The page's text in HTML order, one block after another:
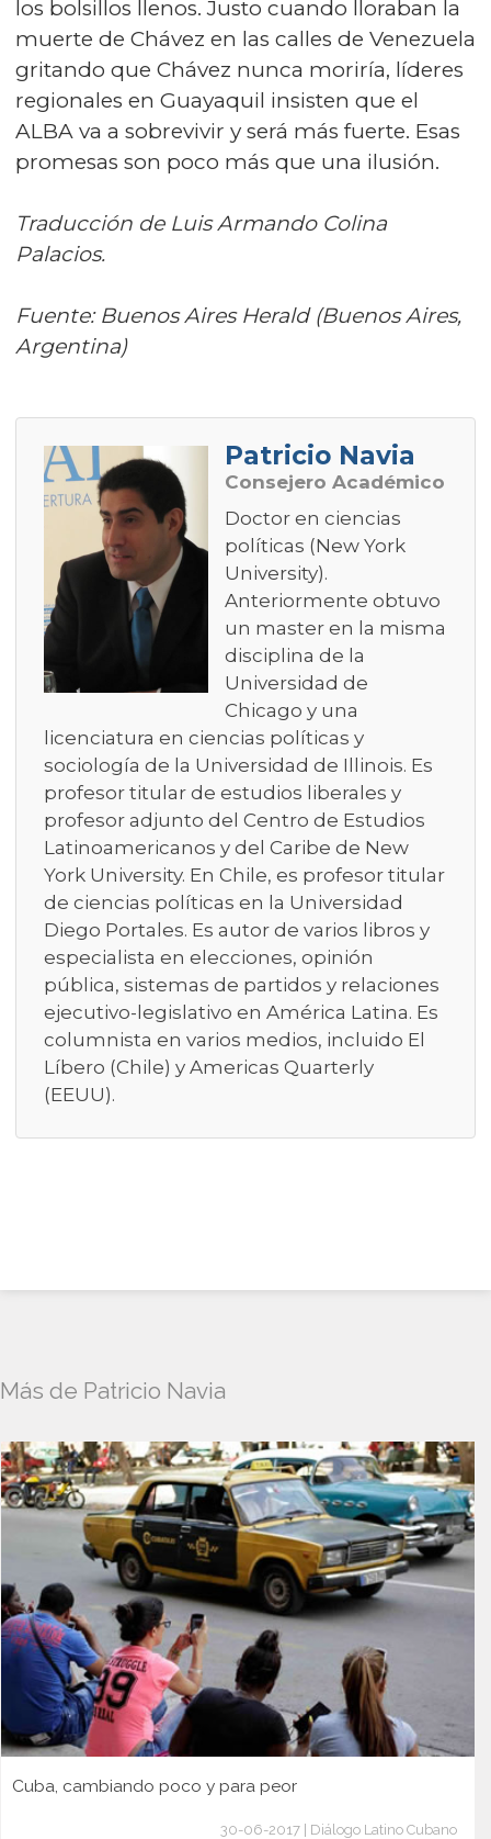
los bolsillos llenos. Justo cuando lloraban la
muerte de Chávez en las calles de Venezuela
gritando que Chávez nunca moriría, líderes
regionales en Guayaquil insisten que el
ALBA va a sobrevivir y será más fuerte. Esas
promesas son poco más que una ilusión.
Traducción de Luis Armando Colina
Palacios.
Fuente: Buenos Aires Herald (Buenos Aires,
Argentina)
Patricio Navia
Consejero Académico
Doctor en ciencias
políticas (New York
University).
Anteriormente obtuvo
un master en la misma
disciplina de la
Universidad de
Chicago y una
licenciatura en ciencias políticas y
sociología de la Universidad de Illinois. Es
profesor titular de estudios liberales y
profesor adjunto del Centro de Estudios
Latinoamericanos y del Caribe de New
York University. En Chile, es profesor titular
de ciencias políticas en la Universidad
Diego Portales. Es autor de varios libros y
especialista en elecciones, opinión
pública, sistemas de partidos y relaciones
ejecutivo-legislativo en América Latina. Es
columnista en varios medios, incluido El
Líbero (Chile) y Americas Quarterly
(EEUU).
Más de Patricio Navia
Cuba, cambiando poco y para peor
30-06-2017 | Diálogo Latino Cubano